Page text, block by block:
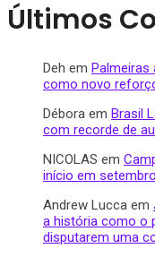
Últimos
Deh em Palmeiras
como novo
Débora em Brasil
com recorde de
NICOLAS em
início em
Andrew Lucca em
a história como o
disputarem uma